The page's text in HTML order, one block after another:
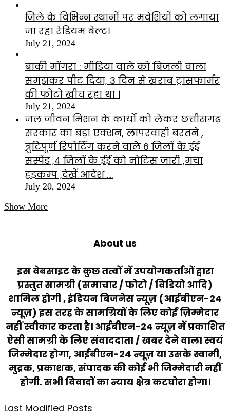
जिले के विभिन्न स्थानों पर मवेशियों को लगाया
जा रहा रेडियम बेल्ट।
July 21, 2024
बांकी मोंगरा : मीडिया वाले को बिजली वाला
समझकर पीट दिया, 3 दिन से खराब ट्रांसफार्मर
की फोटो खींच रहा था ।
July 21, 2024
जल जीवन मिशन के कार्यों को लेकर छत्तीसगढ़
सरकार का बड़ा एक्शन, लापरवाही बरतने ,
त्रुटिपूर्ण रिपोर्टिंग करने वाले 6 जिलों के ईई
सस्पेंड ,4 जिलों के ईई को नोटिस जारी ,मचा
हड़कम्प ,देखें आदेश ….
July 20, 2024
Show More
About us
इस वेबसाइट के कुछ तत्वों में उपयोगकर्ताओं द्वारा
प्रस्तुत सामग्री (समाचार / फोटो / विडियो आदि)
शामिल होगी , इंडियन बिजनेस न्यूज़ (आईबीएन-24
न्यूज़) इस तरह के सामग्रियों के लिए कोई ज़िम्मेदार
नहीं स्वीकार करता है। आईबीएन-24 न्यूज़ में प्रकाशित
ऐसी सामग्री के लिए संवाददाता / खबर देने वाला स्वयं
जिम्मेदार होगा, आईबीएन-24 न्यूज़ या उसके स्वामी,
मुद्रक, प्रकाशक, संपादक की कोई भी जिम्मेदारी नहीं
होगी. सभी विवादों का न्याय क्षेत्र कटघोरा होगा।
Last Modified Posts